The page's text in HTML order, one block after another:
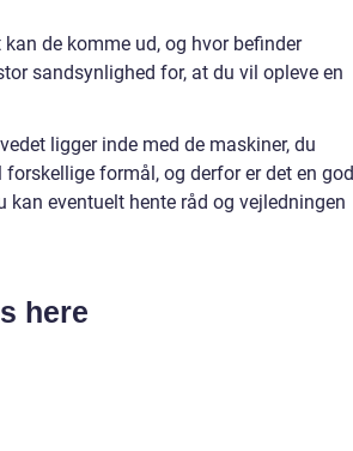
de komme ud, og hvor befinder
sandsynlighed for, at du vil opleve en
ligger inde med de maskiner, du
formål, og derfor er det en god
eventuelt hente råd og vejledningen
here